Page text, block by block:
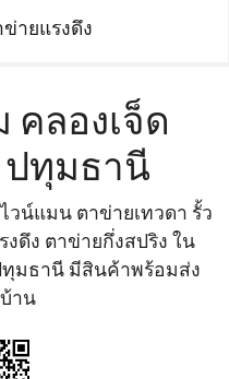
ายแรงดึง
ลองเจ็ด
ปทุมธานี
น์แมน ตาข่ายเทวดา รั้ว
ดึง ตาข่ายกึ่งสปริง ใน
มธานี มีสินค้าพร้อมส่ง
าน